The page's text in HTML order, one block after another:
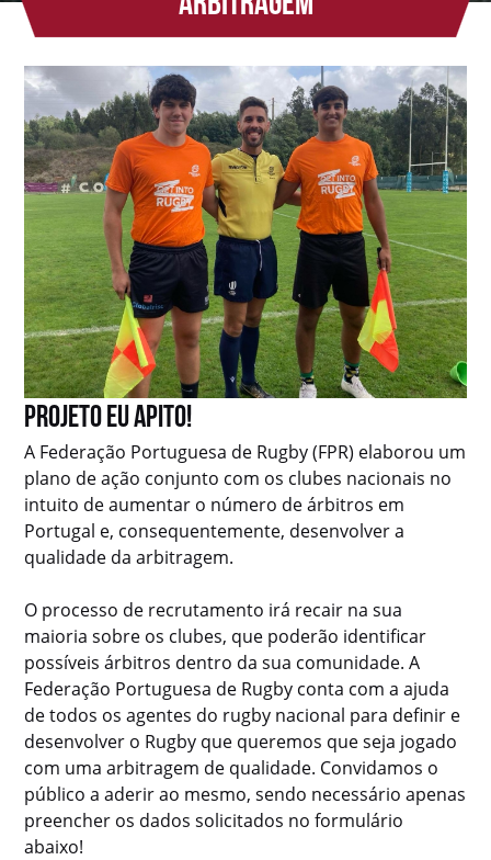
Projeto Eu Apito!
A Federação Portuguesa de Rugby (FPR) elaborou um
plano de ação conjunto com os clubes nacionais no
intuito de aumentar o número de árbitros em
Portugal e, consequentemente, desenvolver a
qualidade da arbitragem.
O processo de recrutamento irá recair na sua
maioria sobre os clubes, que poderão identificar
possíveis árbitros dentro da sua comunidade. A
Federação Portuguesa de Rugby conta com a ajuda
de todos os agentes do rugby nacional para definir e
desenvolver o Rugby que queremos que seja jogado
com uma arbitragem de qualidade. Convidamos o
público a aderir ao mesmo, sendo necessário apenas
preencher os dados solicitados no formulário
abaixo!